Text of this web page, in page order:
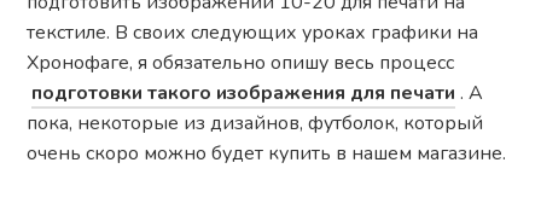
текстиле. В своих следующих уроках графики на
Хронофаге, я обязательно опишу весь процесс
подготовки такого изображения для печати . А
пока, некоторые из дизайнов, футболок, который
очень скоро можно будет купить в нашем магазине.